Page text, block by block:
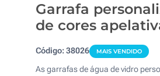
Garrafa
de cores
Código:38026 MAIS VENDIDO
As garrafas de água de vidro